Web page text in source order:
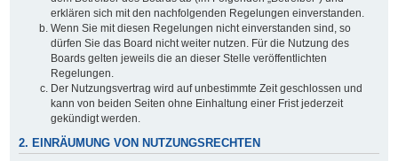
erklären sich mit den nachfolgenden Regelungen einverstanden.
Wenn Sie mit diesen Regelungen nicht einverstanden sind, so
dürfen Sie das Board nicht weiter nutzen. Für die Nutzung des
Boards gelten jeweils die an dieser Stelle veröffentlichten
Regelungen.
Der Nutzungsvertrag wird auf unbestimmte Zeit geschlossen und
kann von beiden Seiten ohne Einhaltung einer Frist jederzeit
gekündigt werden.
2. EINRÄUMUNG VON NUTZUNGSRECHTEN